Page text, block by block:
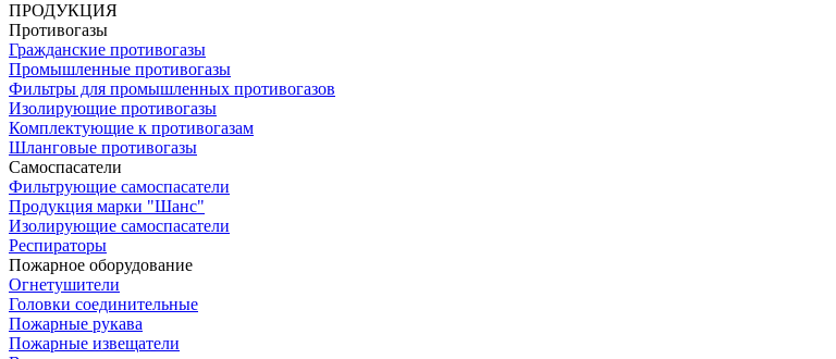
ПРОДУКЦИЯ
Противогазы
Гражданские противогазы
Промышленные противогазы
Фильтры для промышленных противогазов
Изолирующие противогазы
Комплектующие к противогазам
Шланговые противогазы
Самоспасатели
Фильтрующие самоспасатели
Продукция марки "Шанс"
Изолирующие самоспасатели
Респираторы
Пожарное оборудование
Огнетушители
Головки соединительные
Пожарные рукава
Пожарные извещатели